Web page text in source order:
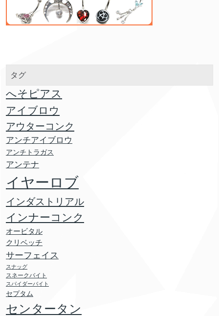
タグ
へそピアス
アイブロウ
アウターコンク
アンチアイブロウ
アンチトラガス
アンテナ
イヤーロブ
インダストリアル
インナーコンク
オービタル
クリベッチ
サーフェイス
スナッグ
スネークバイト
スパイダーバイト
セプタム
センタータン